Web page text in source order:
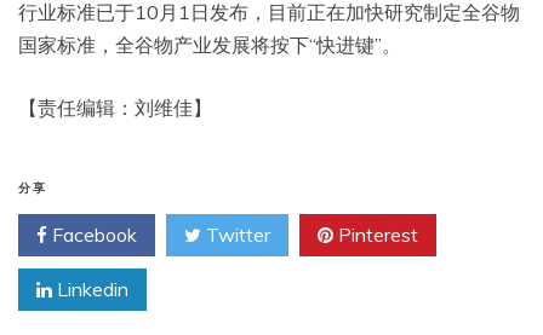
行业标准已于10月1日发布，目前正在加快研究制定全谷物
国家标准，全谷物产业发展将按下“快进键”。
【责任编辑：刘维佳】
分享
Facebook Twitter Pinterest
Linkedin